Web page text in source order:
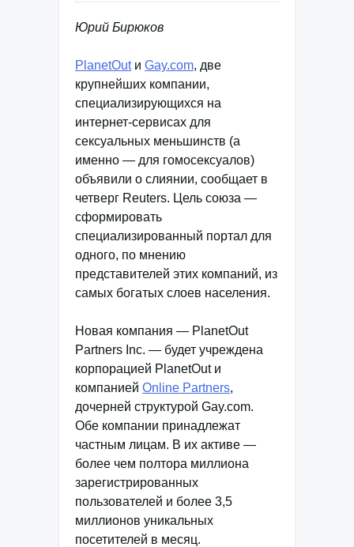
Юрий Бирюков
PlanetOutи Gay.com, две
крупнейших компании,
специализирующихся на
интернет-сервисах для
сексуальных меньшинств (а
именно — для гомосексуалов)
объявили о слиянии, сообщает в
четверг Reuters. Цель союза —
cформировать
специализированный портал для
одного, по мнению
представителей этих компаний, из
самых богатых слоев населения.
Новая компания — PlanetOut
Partners Inc. — будет учреждена
корпорацией PlanetOut и
компанией Online Partners,
дочерней структурой Gay.com.
Обе компании принадлежат
частным лицам. В их активе —
более чем полтора миллиона
зарегистрированных
пользователей и более 3,5
миллионов уникальных
посетителей в месяц.